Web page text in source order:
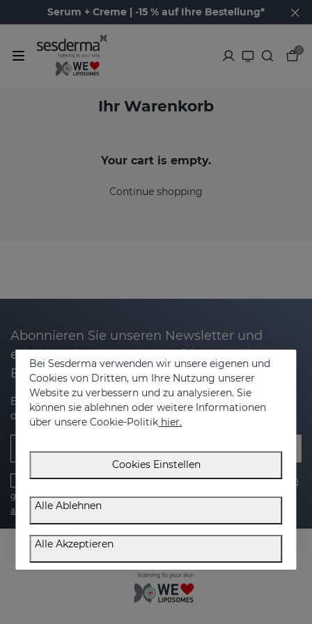
Serum + Creme | -15 % auf Ihre Bestellung*
0
Ihr Warenkorb
Your cart is empty.
Continue shopping
Abonnieren Sie unseren Newsletter und
erhalten Sie 20% Rabatt auf Ihren nächsten
Einkauf
Erhalten Sie Neuigkeiten, exklusive Angebote und Tipps für
die Pflege Ihrer Haut.
Ich habe gelesen und akzeptiere diedatenschutzbestimmungen
gelesen und bin damit einverstanden. ,cookie-politik,
allgemeine bedingungen
Bei Sesderma verwenden wir unsere eigenen und
Cookies von Dritten, um Ihre Nutzung unserer
Website zu verbessern und zu analysieren. Sie
können sie ablehnen oder weitere Informationen
über unsere Cookie-Politik hier.
Cookies Einstellen
Alle Ablehnen
Alle Akzeptieren